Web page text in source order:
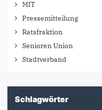
MIT
Pressemitteilung
Ratsfraktion
Senioren Union
Stadtverband
Schlagwörter